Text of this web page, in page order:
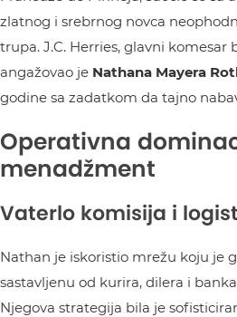
zlatnog i srebrnog novca
trupa. J.C. Herries, glavni komesar
angažovao je Nathana Mayera
godine sa zadatkom da tajno
Operativna
menadžment
Vaterlo komisija i
Nathan je iskoristio mrežu koju je
sastavljenu od kurira, dilera i
Njegova strategija bila je